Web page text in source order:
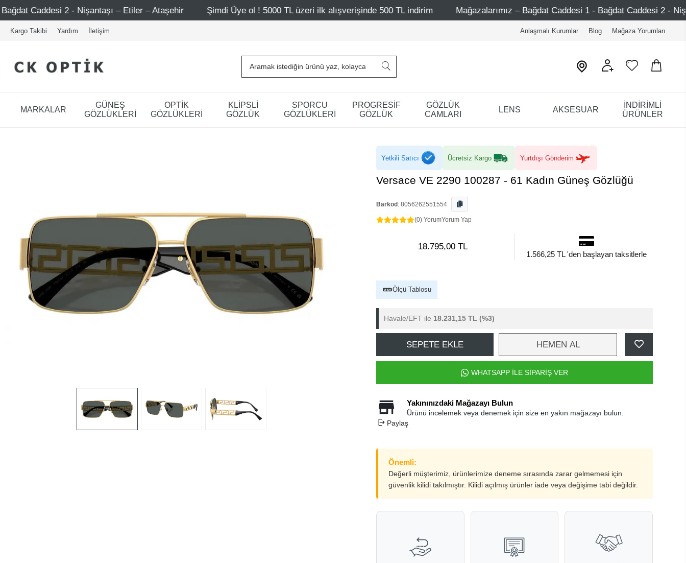
– Etiler – Ataşehir Şimdi Üye ol ! 5000 TL üzeri ilk alışverişinde 500 TL indirim Mağazalarımız – Bağdat Caddesi 1 - Bağdat Caddesi 2 - Nişantaşı – Etiler –
Kargo Takibi Yardım İletişim Anlaşmalı Kurumlar Blog Mağaza Yorumları
MARKALAR
GÜNEŞ
GÖZLÜKLERİ
OPTİK
GÖZLÜKLERİ
KLİPSLİ
GÖZLÜK
SPORCU
GÖZLÜKLERİ
PROGRESİF
GÖZLÜK
GÖZLÜK
CAMLARI
LENS AKSESUAR
İNDİRİMLİ
ÜRÜNLER
Yetkili Satıcı Ücretsiz Kargo Yurtdışı Gönderim
Versace VE 2290 100287 - 61 Kadın Güneş Gözlüğü
Barkod : 8056262551554
(0) YorumYorum Yap
18.795,00 TL
1.566,25 TL 'den başlayan taksitlerle
Ölçü Tablosu
Havale/EFT ile 18.231,15 TL (%3)
SEPETE EKLE HEMEN AL
WHATSAPP İLE SİPARİŞ VER
Yakınınızdaki Mağazayı Bulun
Ürünü incelemek veya denemek için size en yakın mağazayı bulun.
Paylaş
Önemli:
Değerli müşterimiz, ürünlerimize deneme sırasında zarar gelmemesi için
güvenlik kilidi takılmıştır. Kilidi açılmış ürünler iade veya değişime tabi değildir.